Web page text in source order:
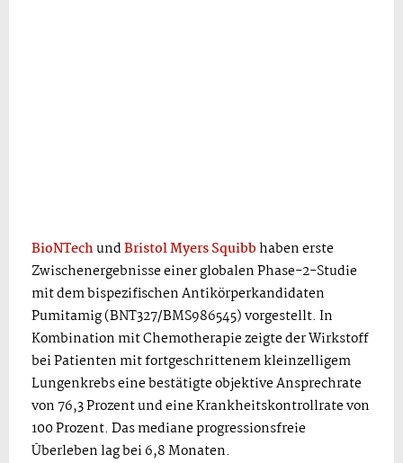
BioNTechundBristol Myers Squibbhaben erste
Zwischenergebnisse einer globalen Phase-2-Studie
mit dem bispezifischen Antikörperkandidaten
Pumitamig (BNT327/BMS986545) vorgestellt. In
Kombination mit Chemotherapie zeigte der Wirkstoff
bei Patienten mit fortgeschrittenem kleinzelligem
Lungenkrebs eine bestätigte objektive Ansprechrate
von 76,3 Prozent und eine Krankheitskontrollrate von
100 Prozent. Das mediane progressionsfreie
Überleben lag bei 6,8 Monaten.